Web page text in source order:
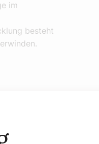
im
besteht
von
So